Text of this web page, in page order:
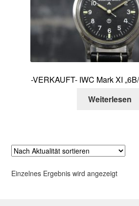
Über mich
Kontakt
-VERKAUFT- IWC Mark XI
Weiterlesen
Einzelnes Ergebnis wird angezeigt